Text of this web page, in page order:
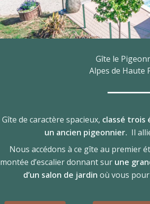
Gîte le
Alpes de Haute
Gîte de caractère spacieux, classé trois
un ancien pigeonnier. Il
Nous accédons à ce gîte au premier
montée d’escalier donnant sur une
d’un salon de jardin où vous